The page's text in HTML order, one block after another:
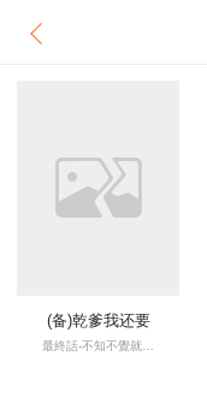
(备)乾爹我还要
最終話-不知不覺就…